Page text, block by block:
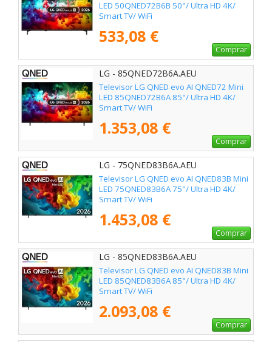
LED 50QNED72B6B 50"/ Ultra HD 4K/
Smart TV/ WiFi
533,08 €
Comprar
LG - 85QNED72B6A.AEU
Televisor LG QNED evo AI QNED72 Mini
LED 85QNED72B6A 85"/ Ultra HD 4K/
Smart TV/ WiFi
1.353,08 €
Comprar
LG - 75QNED83B6A.AEU
Televisor LG QNED evo AI QNED83B Mini
LED 75QNED83B6A 75"/ Ultra HD 4K/
Smart TV/ WiFi
1.453,08 €
Comprar
LG - 85QNED83B6A.AEU
Televisor LG QNED evo AI QNED83B Mini
LED 85QNED83B6A 85"/ Ultra HD 4K/
Smart TV/ WiFi
2.093,08 €
Comprar